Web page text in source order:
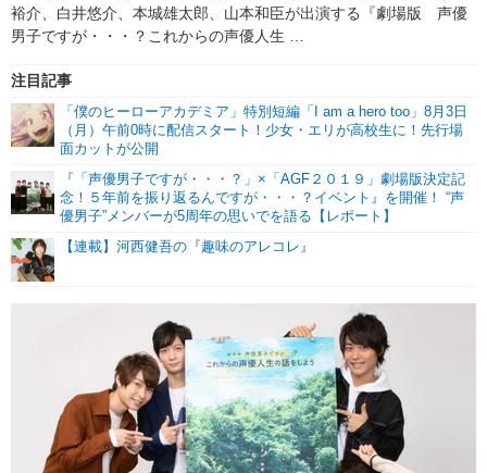
裕介、白井悠介、本城雄太郎、山本和臣が出演する『劇場版 声優
男子ですが・・・？これからの声優人生 …
注目記事
「僕のヒーローアカデミア」特別短編「I am a hero too」8月3日
（月）午前0時に配信スタート！少女・エリが高校生に！先行場
面カットが公開
『「声優男子ですが・・・？」×「AGF２０１９」劇場版決定記
念！５年前を振り返るんですが・・・？イベント』を開催！ “声
優男子”メンバーが5周年の思いでを語る【レポート】
【連載】河西健吾の『趣味のアレコレ』